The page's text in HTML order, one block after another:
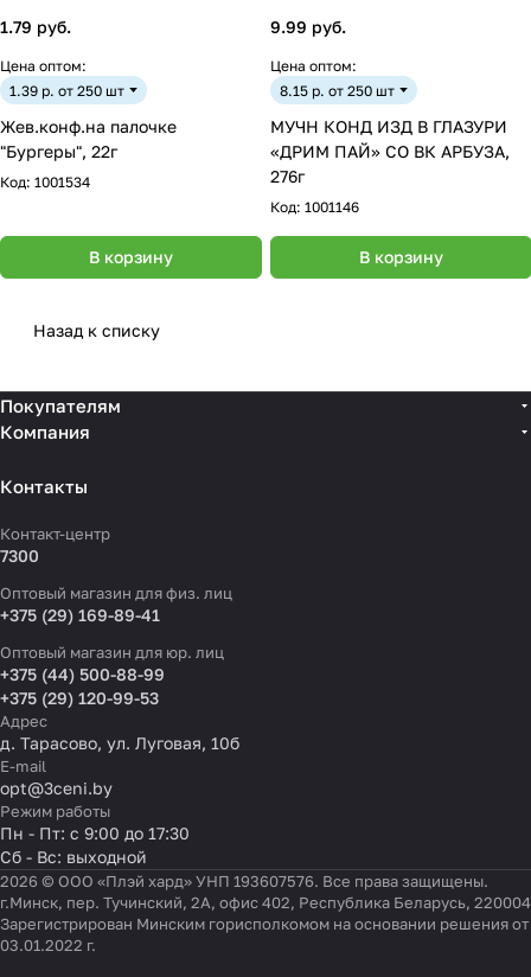
1.79 руб.
Цена оптом:
1.39 р. от 250 шт
Жев.конф.на палочке
"Бургеры", 22г
Код: 1001534
В корзину
9.99 руб.
Цена оптом:
8.15 р. от 250 шт
МУЧН КОНД ИЗД В ГЛАЗУРИ
«ДРИМ ПАЙ» СО ВК АРБУЗА,
276г
Код: 1001146
В корзину
Назад к списку
Покупателям
Компания
Контакты
Контакт-центр
7300
Оптовый магазин для физ. лиц
+375 (29) 169-89-41
Оптовый магазин для юр. лиц
+375 (44) 500-88-99
+375 (29) 120-99-53
Адрес
д. Тарасово, ул. Луговая, 10б
E-mail
opt@3ceni.by
Режим работы
Пн - Пт: с 9:00 до 17:30
Сб - Вс: выходной
2026 © ООО «Плэй хард» УНП 193607576. Все права защищены.
г.Минск, пер. Тучинский, 2А, офис 402, Республика Беларусь, 220004
Зарегистрирован Минским горисполкомом на основании решения от
03.01.2022 г.